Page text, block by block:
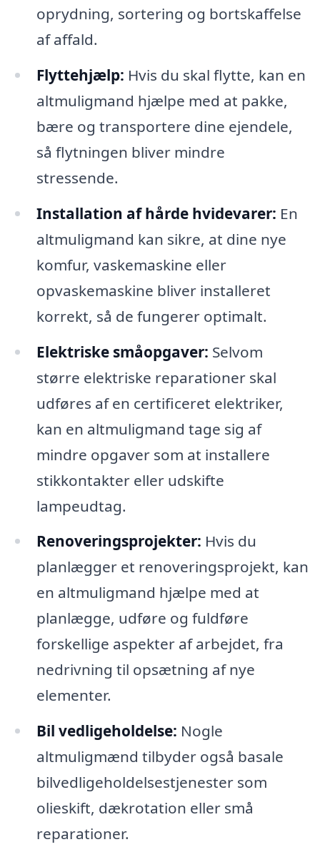
oprydning, sortering og bortskaffelse
af affald.
Flyttehjælp: Hvis du skal flytte, kan en
altmuligmand hjælpe med at pakke,
bære og transportere dine ejendele,
så flytningen bliver mindre
stressende.
Installation af hårde hvidevarer: En
altmuligmand kan sikre, at dine nye
komfur, vaskemaskine eller
opvaskemaskine bliver installeret
korrekt, så de fungerer optimalt.
Elektriske småopgaver: Selvom
større elektriske reparationer skal
udføres af en certificeret elektriker,
kan en altmuligmand tage sig af
mindre opgaver som at installere
stikkontakter eller udskifte
lampeudtag.
Renoveringsprojekter: Hvis du
planlægger et renoveringsprojekt, kan
en altmuligmand hjælpe med at
planlægge, udføre og fuldføre
forskellige aspekter af arbejdet, fra
nedrivning til opsætning af nye
elementer.
Bil vedligeholdelse: Nogle
altmuligmænd tilbyder også basale
bilvedligeholdelsestjenester som
olieskift, dækrotation eller små
reparationer.